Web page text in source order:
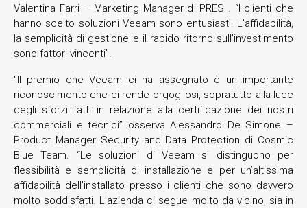
Valentina Farri – Marketing Manager di PRES . “I clienti che
hanno scelto soluzioni Veeam sono entusiasti. L’affidabilità,
la semplicità di gestione e il rapido ritorno sull’investimento
sono fattori vincenti”.
“Il premio che Veeam ci ha assegnato è un importante
riconoscimento che ci rende orgogliosi, sopratutto alla luce
degli sforzi fatti in relazione alla certificazione dei nostri
commerciali e tecnici” osserva Alessandro De Simone –
Product Manager Security and Data Protection di Cosmic
Blue Team. “Le soluzioni di Veeam si distinguono per
flessibilità e semplicità di installazione e per un’altissima
affidabilità dell’installato presso i clienti che sono davvero
molto soddisfatti. L’azienda ci segue molto da vicino, sia in